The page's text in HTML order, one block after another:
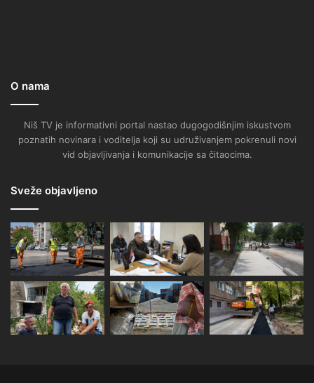
O nama
Niš TV je informativni portal nastao dugogodišnjim iskustvom
poznatih novinara i voditelja koji su udruživanjem pokrenuli novi
vid objavljivanja i komunikacije sa čitaocima.
Sveže objavljeno